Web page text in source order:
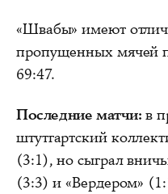
«Швабы» имеют
пропущенных мячей
69:47.
Последние матчи: в
штутгартский
(3:1), но сыграл
(3:3) и «Вердером»